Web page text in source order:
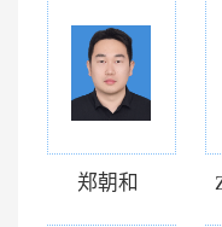
郑朝和